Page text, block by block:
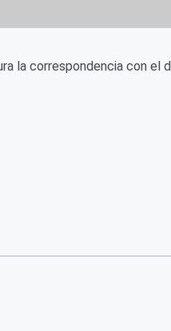
la correspondencia con